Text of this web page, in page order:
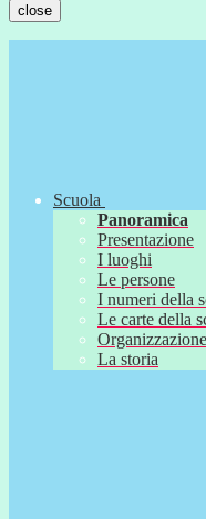
close
Scuola
Panoramica
Presentazione
I luoghi
Le persone
I numeri della
Le carte della
Organizzazione
La storia